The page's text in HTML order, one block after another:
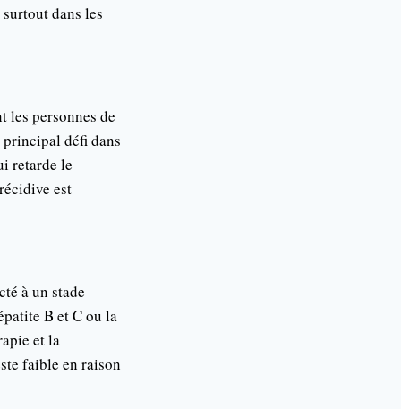
dans les
les personnes de
défi dans
retarde le
est
à un stade
B et C ou la
et la
faible en raison